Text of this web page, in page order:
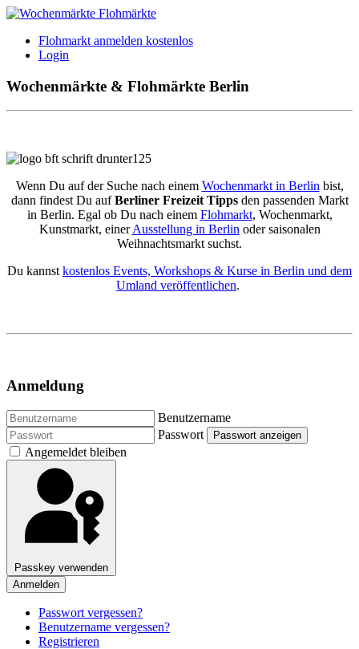
Flohmarkt anmelden kostenlos
Login
Wochenmärkte & Flohmärkte Berlin
Wenn Du auf der Suche nach einem Wochenmarkt in Berlinbist,
dann findest Du aufBerliner Freizeit Tippsden passenden Markt
in Berlin. Egal ob Du nach einem Flohmarkt, Wochenmarkt,
Kunstmarkt, einerAusstellung in Berlinoder saisonalen
Weihnachtsmarkt suchst.
Du kannstkostenlos Events, Workshops & Kurse in Berlin und dem
Umland veröffentlichen.
Anmeldung
Benutzername
Passwort
Passwort anzeigen
Angemeldet bleiben
Passkey verwenden
Anmelden
Passwort vergessen?
Benutzername vergessen?
Registrieren